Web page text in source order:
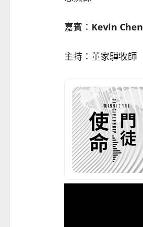
嘉賓： Kevin Chen
主持：董家驊牧師